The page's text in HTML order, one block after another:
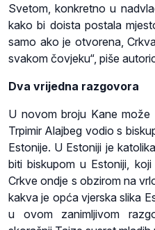
Svetom, konkretno u
kako bi doista postala
samo ako je otvorena,
svakom čovjeku“, piše
Dva vrijedna razgovora
U novom broju Kane
Trpimir Alajbeg vodio s
Estonije. U Estoniji je
biti biskupom u Estoniji,
Crkve ondje s obzirom na
kakva je opća vjerska slika
u ovom zanimljivom